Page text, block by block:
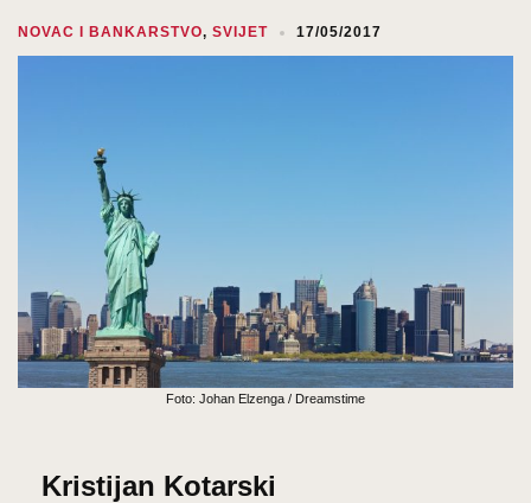
NOVAC I BANKARSTVO, SVIJET 17/05/2017
Foto: Johan Elzenga / Dreamstime
Kristijan Kotarski